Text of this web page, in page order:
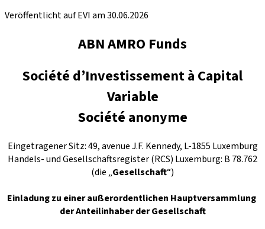
Veröffentlicht auf EVI am 30.06.2026
ABN AMRO Funds
Société d’Investissement à Capital
Variable
Société anonyme
Eingetragener Sitz: 49, avenue J.F. Kennedy, L-1855 Luxemburg
Handels- und Gesellschaftsregister (RCS) Luxemburg: B 78.762
(die „Gesellschaft“)
Einladung zu einer außerordentlichen Hauptversammlung
der Anteilinhaber der Gesellschaft